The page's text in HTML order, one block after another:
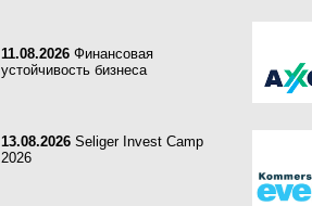
11.08.2026 Финансовая
устойчивость бизнеса
13.08.2026 Seliger Invest Camp
2026